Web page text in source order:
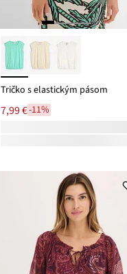
Tričko s elastickým pásom
7,99 €-11%